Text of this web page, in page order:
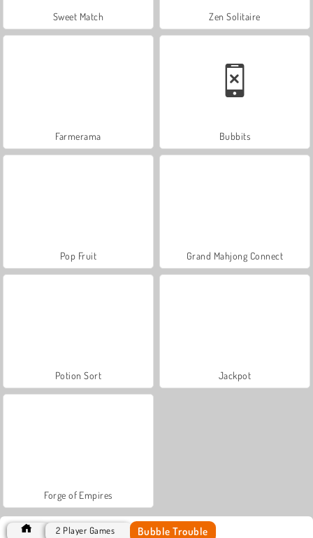
Sweet Match Zen Solitaire
Farmerama Bubbits
Pop Fruit Grand Mahjong Connect
Potion Sort Jackpot
Forge of Empires
2 Player Games Bubble Trouble